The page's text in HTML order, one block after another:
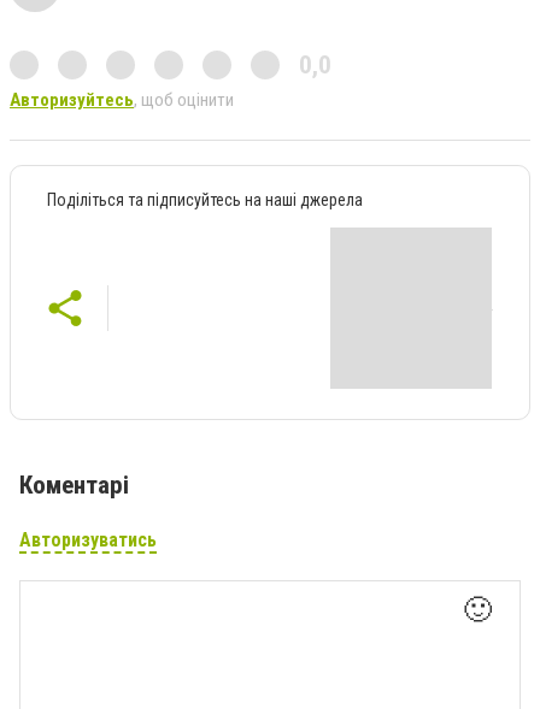
0,0
Авторизуйтесь, щоб оцінити
Поділіться та підписуйтесь на наші джерела
Коментарі
Авторизуватись
🙂